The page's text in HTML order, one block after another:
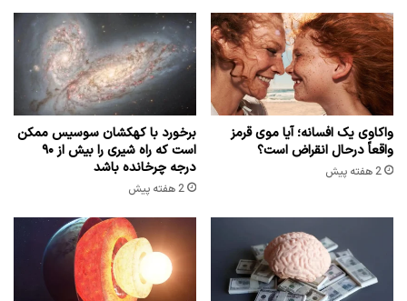
واکاوی یک افسانه؛ آیا موی قرمز
واقعاً درحال انقراض است؟
2 هفته پیش
برخورد با کهکشان سوسیس ممکن
است که راه شیری را بیش از ۹۰
درجه چرخانده باشد
2 هفته پیش